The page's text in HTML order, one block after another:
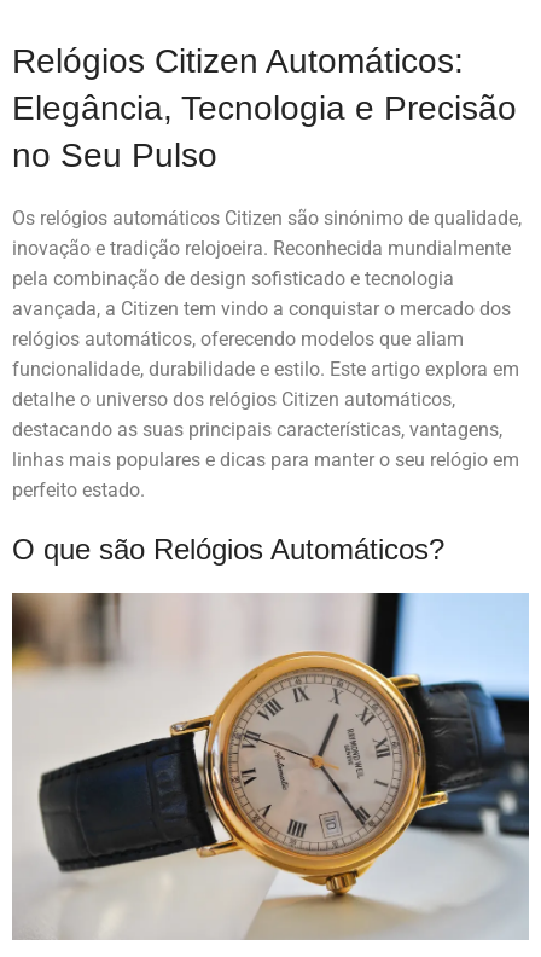
Relógios Citizen Automáticos:
Elegância, Tecnologia e Precisão
no Seu Pulso
Os relógios automáticos Citizen são sinónimo de qualidade,
inovação e tradição relojoeira. Reconhecida mundialmente
pela combinação de design sofisticado e tecnologia
avançada, a Citizen tem vindo a conquistar o mercado dos
relógios automáticos, oferecendo modelos que aliam
funcionalidade, durabilidade e estilo. Este artigo explora em
detalhe o universo dos relógios Citizen automáticos,
destacando as suas principais características, vantagens,
linhas mais populares e dicas para manter o seu relógio em
perfeito estado.
O que são Relógios Automáticos?